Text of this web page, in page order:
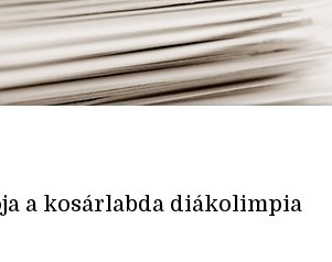
a kosárlabda diákolimpia